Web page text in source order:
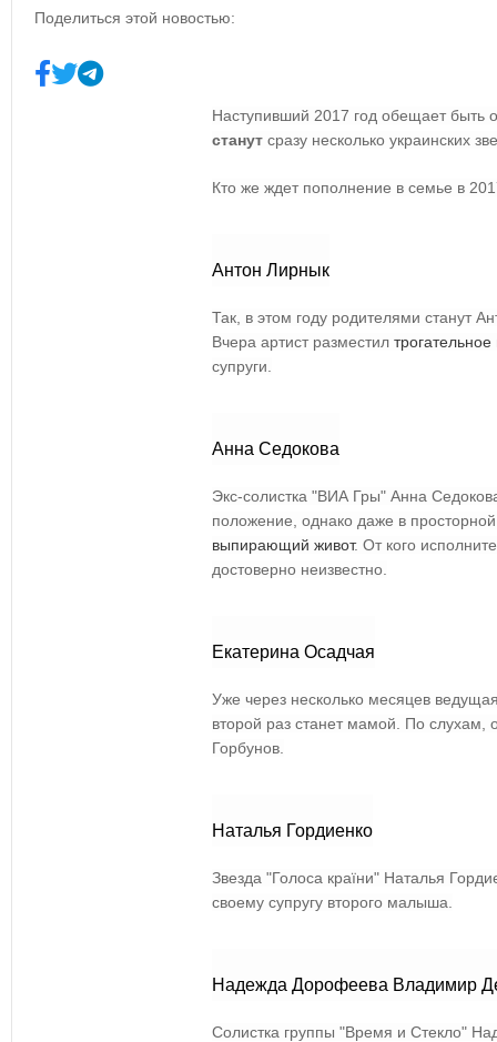
Поделиться этой новостью:
Наступивший 2017 год обещает быть
станут сразу несколько украинских
Кто же ждет пополнение в семье в
Антон Лирнык
Так, в этом году родителями станут
Вчера артист разместил
супруги.
Анна Седокова
Экс-солистка "ВИА Гры" Анна
положение, однако даже в
выпирающий живот. От кого
достоверно неизвестно.
Екатерина Осадчая
Уже через несколько месяцев
второй раз станет мамой. По
Горбунов.
Наталья Гордиенко
Звезда "Голоса країни" Наталья
своему супругу второго малыша.
Надежда Дорофеева Владимир
Солистка группы "Время и Стекло"